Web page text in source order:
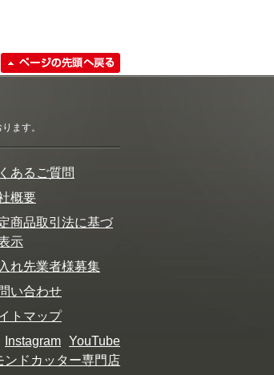
ます。
あるご質問
概要
商品取引法に基づ
示
れ先業者様募集
い合わせ
トマップ
Instagram YouTube
ンドカッター専門店